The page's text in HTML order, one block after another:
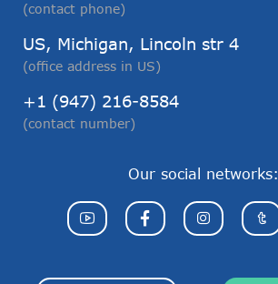
(contact phone)
US, Michigan, Lincoln str 4
(office address in US)
+1 (947) 216-8584
(contact number)
Our social networks: